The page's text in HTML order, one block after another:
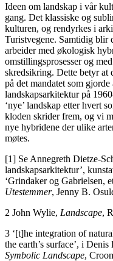
Ideen om landskap i vår
gang. Det klassiske og
kulturen, og rendyrkes i
Turistvegene. Samtidig blir
arbeider med økologisk
omstillingsprosesser og
skredsikring. Dette betyr at
på det mandatet som
landskapsarkitektur på
‘nye’ landskap etter hvert
kloden skrider frem, og vi
nye hybridene der ulike
møtes.
[1] Se Annegreth Dietze-
landskapsarkitektur’,
‘Grindaker og Gabrielsen,
Utestemmer, Jenny B.
2 John Wylie, Landscape,
3 ‘[t]he integration of
the earth’s surface’, i
Symbolic Landscape,